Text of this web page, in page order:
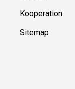
Kooperation
Sitemap